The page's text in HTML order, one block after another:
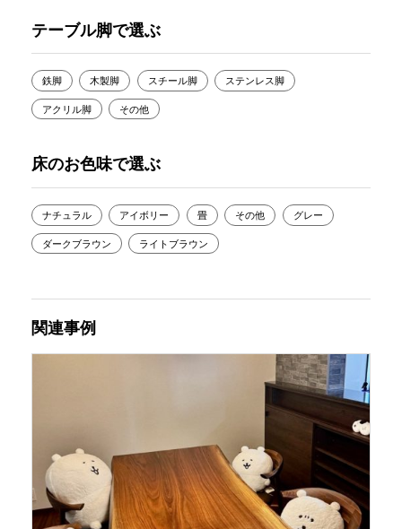
テーブル脚で選ぶ
鉄脚 木製脚 スチール脚 ステンレス脚
アクリル脚 その他
床のお色味で選ぶ
ナチュラル アイボリー 畳 その他 グレー
ダークブラウン ライトブラウン
関連事例